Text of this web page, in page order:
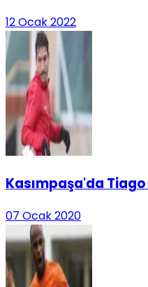
12 Ocak 2022
Kasımpaşa'da
07 Ocak 2020